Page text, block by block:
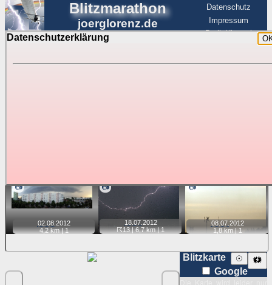
Datenschutzerklärung
Blitzmarathon
joerglorenz.de
Datenschutz
Impressum
BerlinHimmel
Blitzmarathon
Luftfahrt
📷
02.08. 2012
4,2 km |1
📷
18.07. 2012
☈13| 6,7 km |1
📷
08.07. 2012
1,8 km |1
Blitzkarte 🗱
☉
Google